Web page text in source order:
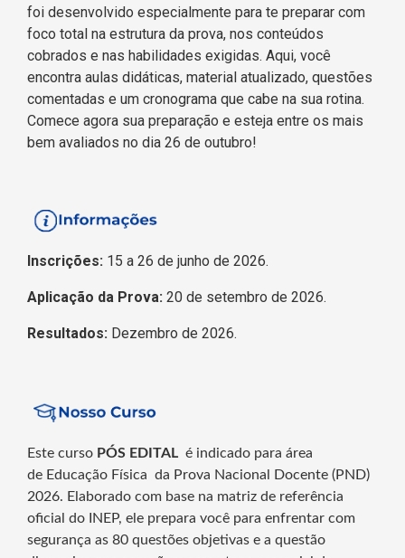
foi desenvolvido especialmente para te preparar com
foco total na estrutura da prova, nos conteúdos
cobrados e nas habilidades exigidas. Aqui, você
encontra aulas didáticas, material atualizado, questões
comentadas e um cronograma que cabe na sua rotina.
Comece agora sua preparação e esteja entre os mais
bem avaliados no dia 26 de outubro!
Inscrições: 15 a 26 de junho de 2026.
Aplicação da Prova: 20 de setembro de 2026.
Resultados: Dezembro de 2026.
Este curso PÓS EDITAL é indicado para área
de Educação Física da Prova Nacional Docente (PND)
2026. Elaborado com base na matriz de referência
oficial do INEP, ele prepara você para enfrentar com
segurança as 80 questões objetivas e a questão